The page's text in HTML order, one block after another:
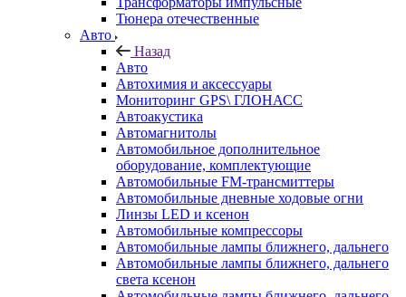
Тюнера отечественные
Авто
Назад
Авто
Автохимия и аксессуары
Мониторинг GPS\ ГЛОНАСС
Автоакустика
Автомагнитолы
Автомобильное дополнительное
оборудование, комплектующие
Автомобильные FM-трансмиттеры
Автомобильные дневные ходовые огни
Линзы LED и ксенон
Автомобильные компрессоры
Автомобильные лампы ближнего, дальнего
Автомобильные лампы ближнего, дальнего
света ксенон